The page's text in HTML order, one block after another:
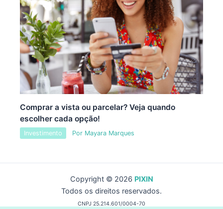
Comprar a vista ou parcelar? Veja quando
escolher cada opção!
Investimento Por Mayara Marques
Copyright © 2026 PIXIN
Todos os direitos reservados.
CNPJ 25.214.601/0004-70